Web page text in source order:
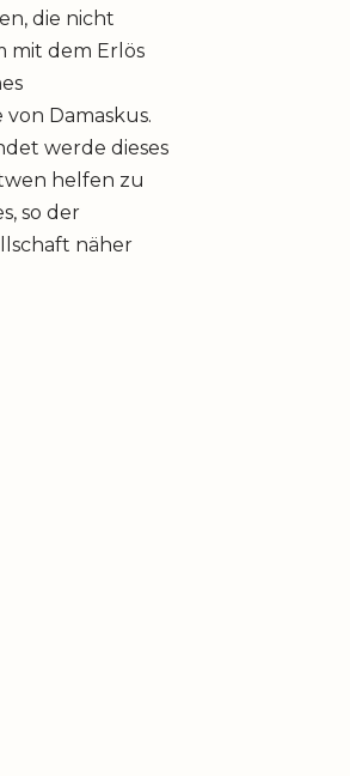
die nicht
mit dem Erlös
Damaskus.
werde dieses
helfen zu
so der
näher